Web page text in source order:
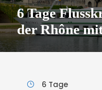
6 Tage
der Rhône
6 Tage